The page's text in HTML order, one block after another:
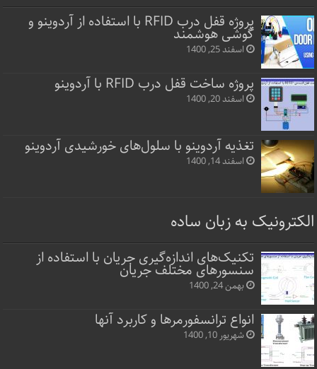
پروژه قفل‌ درب RFID با استفاده از آردوینو و
گوشی هوشمند
اسفند 25, 1400
پروژه ساخت قفل‌ درب RFID با آردوینو
اسفند 20, 1400
تغذیه آردوینو با سلول‌های خورشیدی آردوینو
اسفند 14, 1400
الکترونیک به زبان ساده
تکنیک‌های اندازه‌گیری جریان با استفاده از
سنسورهای مختلف جریان
بهمن 24, 1400
انواع ترانسفورمرها و کاربرد آنها
شهریور 10, 1400